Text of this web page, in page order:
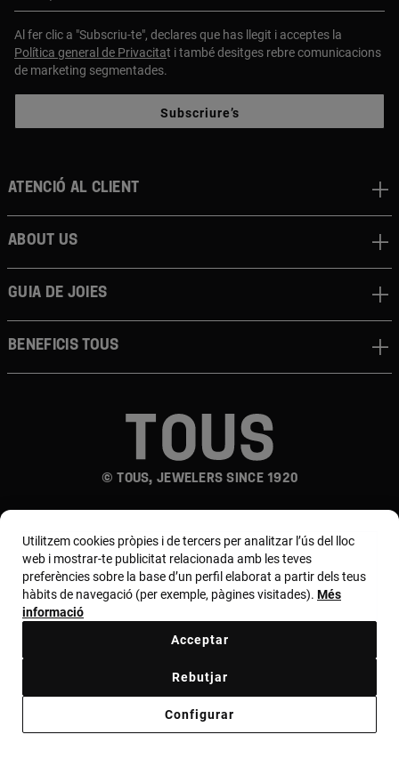
Al fer clic a "Subscriu-te", declares que has llegit i acceptes la
Política general de Privacitat i també desitges rebre comunicacions
de marketing segmentades.
Subscriure’s
© TOUS, JEWELERS SINCE 1920
Atenció al client
About us
Guia de joies
Beneficis TOUS
País i moneda:
Euro
Política de ús i privacitat
Avís legal Bases MYTOUS
Utilitzem cookies pròpies i de tercers per analitzar l’ús del lloc
web i mostrar-te publicitat relacionada amb les teves
preferències sobre la base d’un perfil elaborat a partir dels teus
hàbits de navegació (per exemple, pàgines visitades). Més
informació
Configurar
Rebutjar
Acceptar